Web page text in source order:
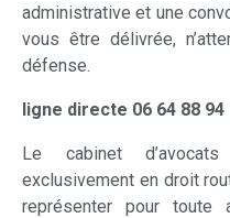
administrative et une
vous être délivrée,
défense.
ligne directe 06 64 88 94
Le cabinet
exclusivement en droit
représenter pour